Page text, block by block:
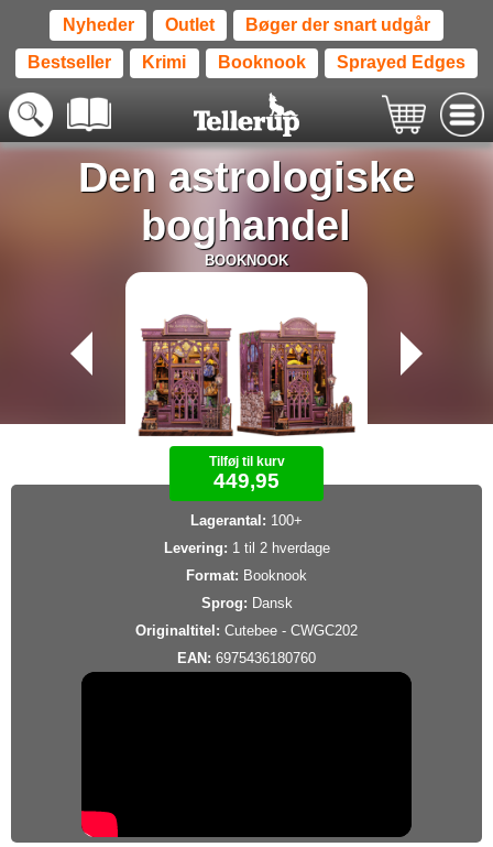
Nyheder Outlet Bøger der snart udgår
Bestseller Krimi Booknook Sprayed Edges
Den astrologiske
boghandel
BOOKNOOK
Tilføj til kurv
449,95
Lagerantal: 100+
Levering: 1 til 2 hverdage
Format: Booknook
Sprog: Dansk
Originaltitel: Cutebee - CWGC202
EAN: 6975436180760